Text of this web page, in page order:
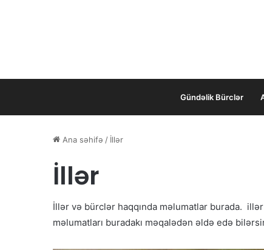
Gündəlik Bürclər
Ana səhifə / İllər
İllər
İllər və bürclər haqqında məlumatlar burada.
məlumatları buradakı məqalədən əldə edə